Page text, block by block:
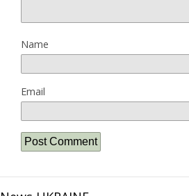
Name
Email